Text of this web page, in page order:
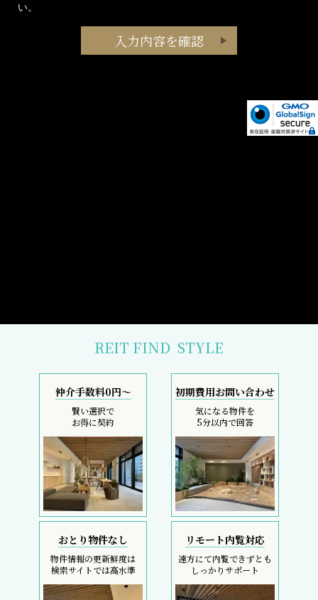
い。
REIT FIND STYLE
仲介手数料0円～
賢い選択で
お得に契約
初期費用お問い合わせ
気になる物件を
5分以内で回答
おとり物件なし
物件情報の更新鮮度は
検索サイトでは高水準
リモート内覧対応
遠方にて内覧できずとも
しっかりサポート